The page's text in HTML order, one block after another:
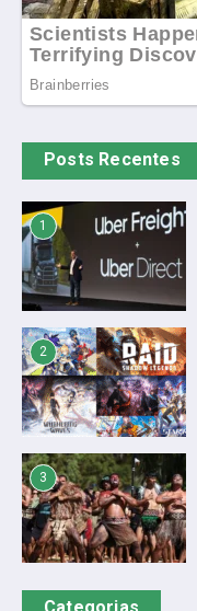
Posts Recentes
1
2
3
Categorias